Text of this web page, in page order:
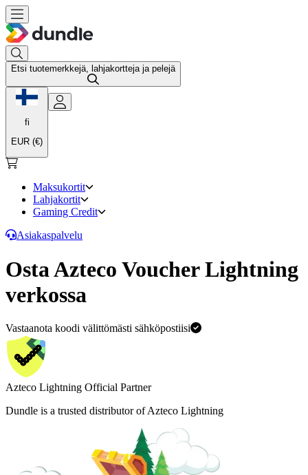
Etsi tuotemerkkejä, lahjakortteja ja pelejä
fi
EUR (€)
Maksukortit
Lahjakortit
Gaming Credit
Asiakaspalvelu
Osta Azteco Voucher Lightning
verkossa
Vastaanota koodi välittömästi sähköpostiisi
Azteco Lightning Official Partner
Dundle is a trusted distributor of Azteco Lightning